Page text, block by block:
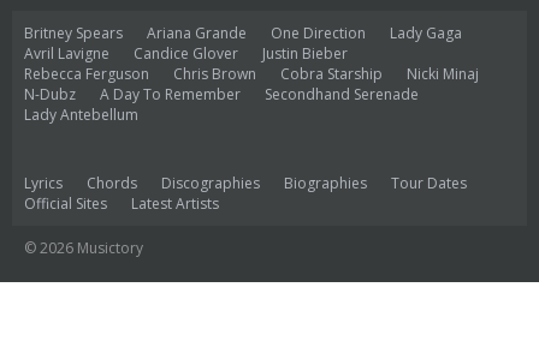
Britney Spears Ariana Grande One Direction
Lady Gaga
Avril Lavigne
Candice Glover
Justin Bieber
Rebecca Ferguson
Chris Brown Cobra Starship
Nicki Minaj
N-Dubz
A Day To Remember
Secondhand Serenade
Lady Antebellum
Lyrics Chords Discographies Biographies
Tour Dates
Official Sites
Latest Artists
© 2026 Musictory